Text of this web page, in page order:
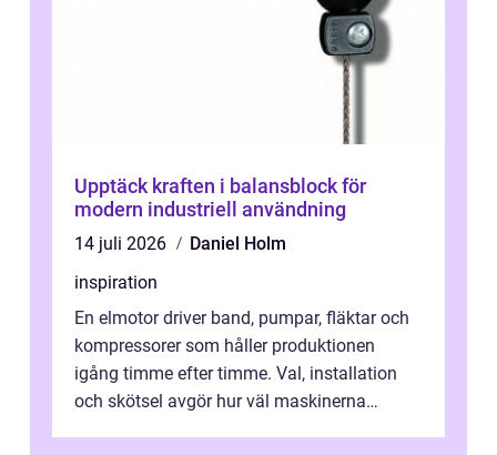
Upptäck kraften i balansblock för
modern industriell användning
14 juli 2026
Daniel Holm
inspiration
En elmotor driver band, pumpar, fläktar och
kompressorer som håller produktionen
igång timme efter timme. Val, installation
och skötsel avgör hur väl maskinerna